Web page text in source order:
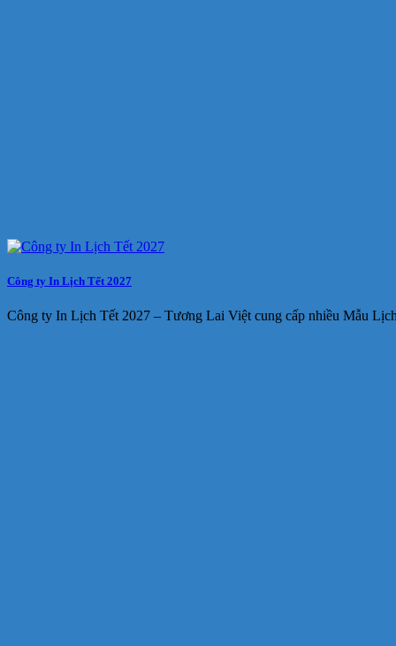
Công ty In Lịch Tết 2027
Công ty In Lịch Tết 2027 – Tương Lai Việt cung cấp nhiều Mẫu